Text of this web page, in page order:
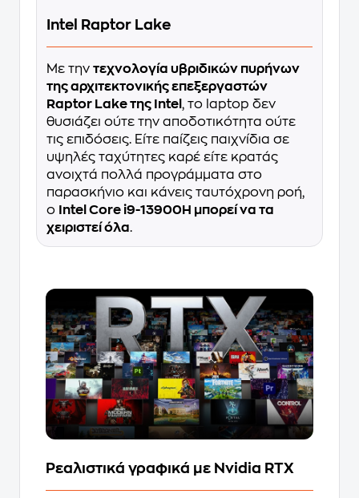
Intel Raptor Lake
Με την τεχνολογία υβριδικών πυρήνων
της αρχιτεκτονικής επεξεργαστών
Raptor Lake της Intel , το laptop δεν
θυσιάζει ούτε την αποδοτικότητα ούτε
τις επιδόσεις. Είτε παίζεις παιχνίδια σε
υψηλές ταχύτητες καρέ είτε κρατάς
ανοιχτά πολλά προγράμματα στο
παρασκήνιο και κάνεις ταυτόχρονη ροή,
ο
Intel Core i9-13900H μπορεί να τα
χειριστεί όλα.
Ρεαλιστικά γραφικά με Nvidia RTX